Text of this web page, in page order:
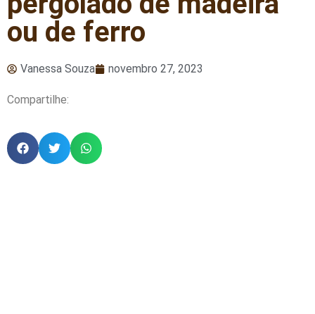
ou de ferro
Vanessa Souza novembro 27, 2023
Compartilhe: